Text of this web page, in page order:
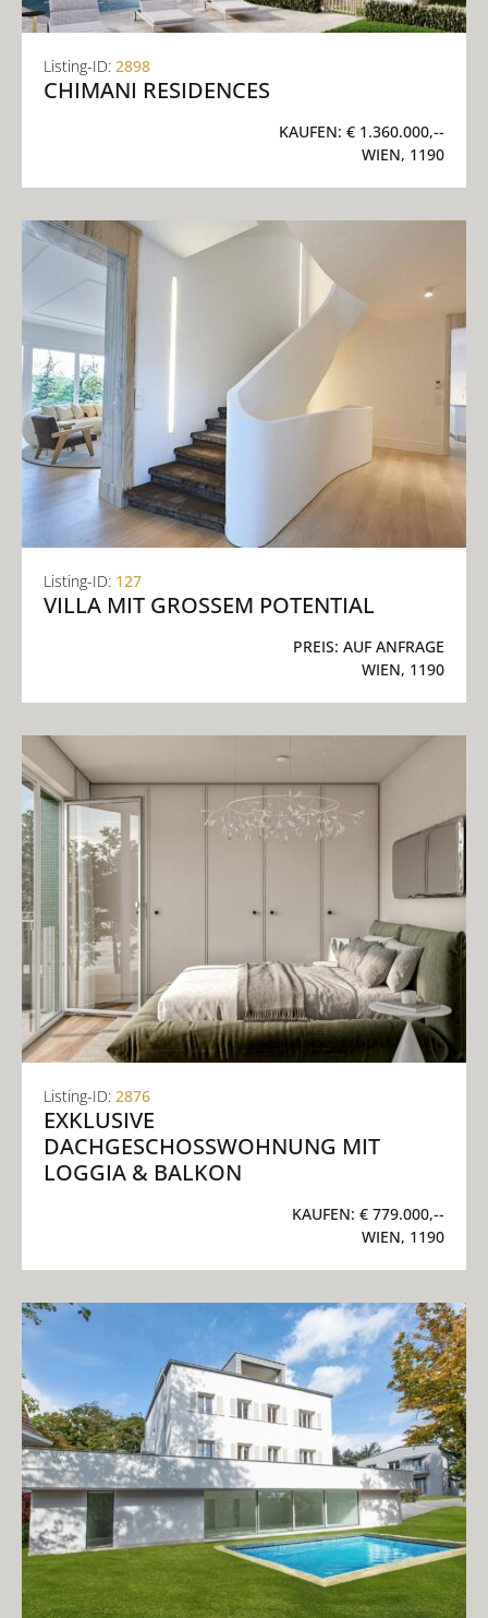
Listing-ID: 2898
CHIMANI RESIDENCES
KAUFEN: € 1.360.000,--
WIEN, 1190
Listing-ID: 127
VILLA MIT GROSSEM POTENTIAL
PREIS: AUF ANFRAGE
WIEN, 1190
Listing-ID: 2876
EXKLUSIVE
DACHGESCHOSSWOHNUNG MIT
LOGGIA & BALKON
KAUFEN: € 779.000,--
WIEN, 1190